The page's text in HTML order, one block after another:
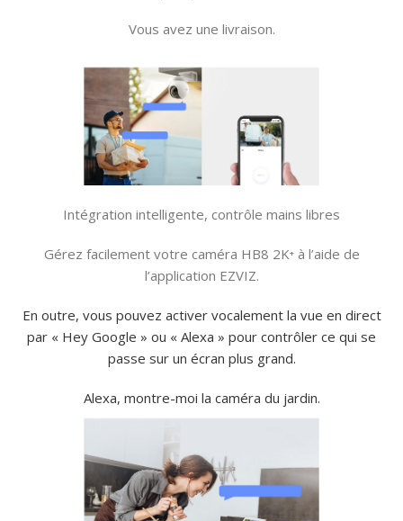
Vous avez une livraison.
Intégration intelligente, contrôle mains libres
Gérez facilement votre caméra HB8 2K⁺ à l’aide de
l’application EZVIZ.
En outre, vous pouvez activer vocalement la vue en direct
par « Hey Google » ou « Alexa » pour contrôler ce qui se
passe sur un écran plus grand.
Alexa, montre-moi la caméra du jardin.